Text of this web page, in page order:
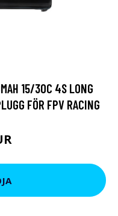
15/30C 4S LONG
FÖR FPV RACING